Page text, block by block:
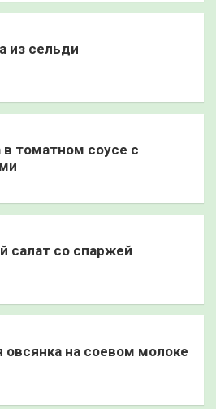
из сельди
в томатном соусе с
салат со спаржей
овсянка на соевом молоке